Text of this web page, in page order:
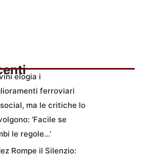
elogia i
ferroviari
ma le critiche lo
‘Facile se
le regole…’
Rompe il Silenzio: